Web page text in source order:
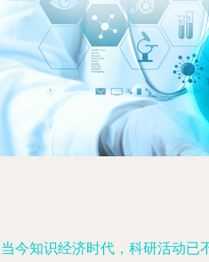
今知识经济时代，科研活动已